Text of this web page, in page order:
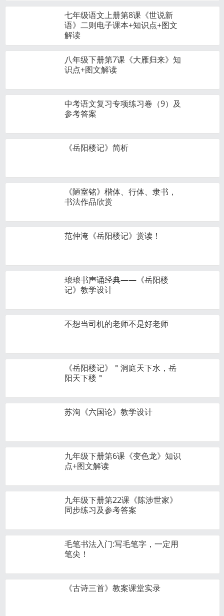
七年级语文上册第8课《世说新
语》二则电子课本+知识点+图文
解读
八年级下册第7课《大雁归来》知
识点+图文解读
中考语文复习专项练习卷（9）及
参考答案
《岳阳楼记》简析
《陋室铭》楷体、行体、隶书，
书法作品欣赏
范仲淹《岳阳楼记》赏读！
琅琅书声诵经典——《岳阳楼
记》教学设计
不想当司机的老师不是好老师
《岳阳楼记》＂洞庭天下水，岳
阳天下楼＂
苏洵《六国论》教学设计
九年级下册第6课《变色龙》知识
点+图文解读
九年级下册第22课《陈涉世家》
同步练习及参考答案
毛笔书法入门:写毛笔字，一定用
笔尖！
《古诗三首》教案课堂实录